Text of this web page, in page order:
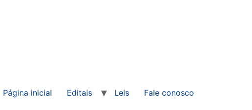
Página inicial Editais Leis Fale conosco